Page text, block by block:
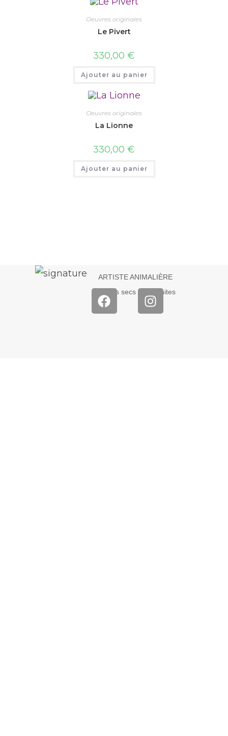
Oeuvres originales
Le Pivert
330,00 €
Ajouter au panier
Oeuvres originales
La Lionne
330,00 €
Ajouter au panier
ARTISTE ANIMALIÈRE
Pastels secs – Graphites